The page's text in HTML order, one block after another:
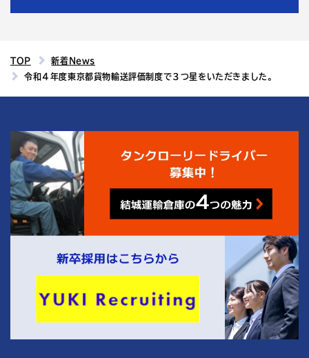
TOP
新着News
令和４年度東京都貨物輸送評価制度で３つ星をいただきました。
結城運輸倉庫の4